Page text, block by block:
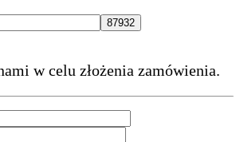
w celu złożenia zamówienia.